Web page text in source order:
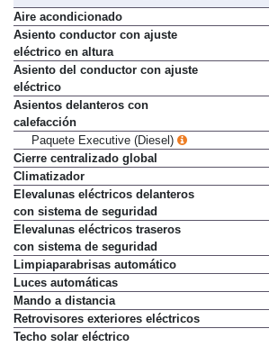
Aire acondicionado
Asiento conductor con ajuste
eléctrico en altura
Asiento del conductor con ajuste
eléctrico
Asientos delanteros con
calefacción
Paquete Executive (Diesel)
Cierre centralizado global
Climatizador
Elevalunas eléctricos delanteros
con sistema de seguridad
Elevalunas eléctricos traseros
con sistema de seguridad
Limpiaparabrisas automático
Luces automáticas
Mando a distancia
Retrovisores exteriores eléctricos
Techo solar eléctrico